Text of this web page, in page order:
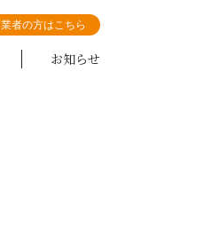
業者の方はこちら
お知らせ